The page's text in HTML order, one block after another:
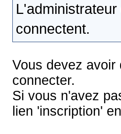
connectent.
Vous devez avoir
connecter.
Si vous n'avez
lien 'inscription'